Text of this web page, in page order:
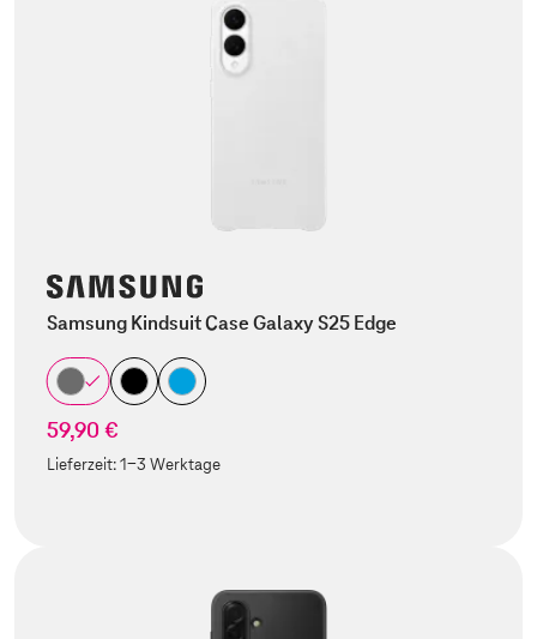
Samsung Kindsuit Case Galaxy S25 Edge
59,90 €
Lieferzeit:1-3 Werktage